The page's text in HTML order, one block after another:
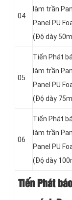
04
làm trần
Panel PU
(Độ dày
05
Tiến Phát
làm trần
Panel PU
(Độ dày
06
Tiến Phát
làm trần
Panel PU
(Độ dày
Tiến Phát